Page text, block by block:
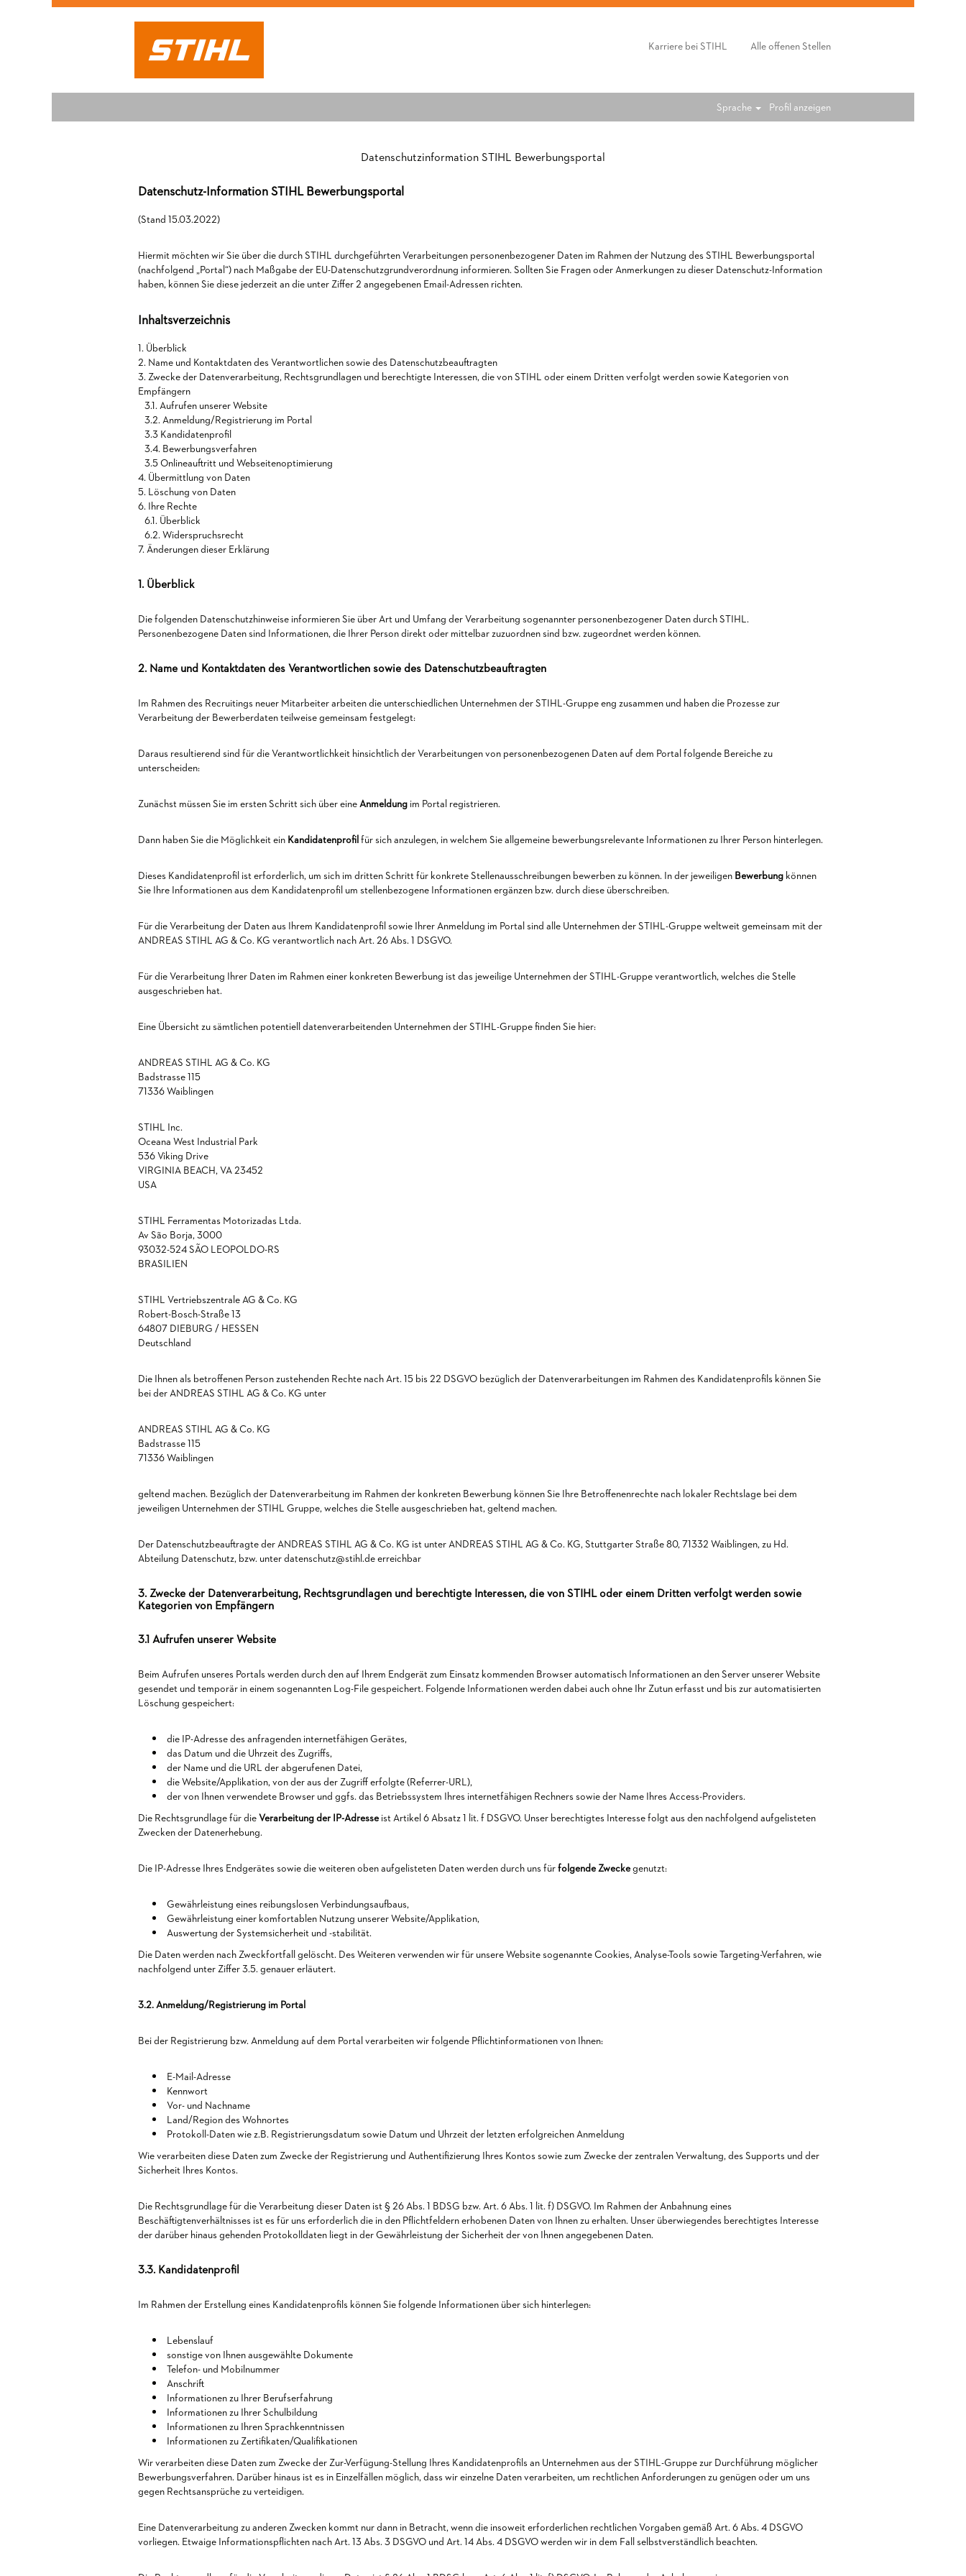
Karriere bei STIHL Alle offenen Stellen
Sprache Profil anzeigen
Datenschutzinformation STIHL Bewerbungsportal
Datenschutz-Information STIHL Bewerbungsportal
(Stand 15.03.2022)
Hiermit möchten wir Sie über die durch STIHL durchgeführten Verarbeitungen personenbezogener Daten im Rahmen der Nutzung des STIHL Bewerbungsportal
(nachfolgend „Portal“) nach Maßgabe der EU-Datenschutzgrundverordnung informieren. Sollten Sie Fragen oder Anmerkungen zu dieser Datenschutz-Information
haben, können Sie diese jederzeit an die unter Ziffer 2 angegebenen Email-Adressen richten.
Inhaltsverzeichnis
1. Überblick
2. Name und Kontaktdaten des Verantwortlichen sowie des Datenschutzbeauftragten
3. Zwecke der Datenverarbeitung, Rechtsgrundlagen und berechtigte Interessen, die von STIHL oder einem Dritten verfolgt werden sowie Kategorien von
Empfängern
3.1. Aufrufen unserer Website
3.2. Anmeldung/Registrierung im Portal
3.3 Kandidatenprofil
3.4. Bewerbungsverfahren
3.5 Onlineauftritt und Webseitenoptimierung
4. Übermittlung von Daten
5. Löschung von Daten
6. Ihre Rechte
6.1. Überblick
6.2. Widerspruchsrecht
7. Änderungen dieser Erklärung
1. Überblick
Die folgenden Datenschutzhinweise informieren Sie über Art und Umfang der Verarbeitung sogenannter personenbezogener Daten durch STIHL.
Personenbezogene Daten sind Informationen, die Ihrer Person direkt oder mittelbar zuzuordnen sind bzw. zugeordnet werden können.
2. Name und Kontaktdaten des Verantwortlichen sowie des Datenschutzbeauftragten
Im Rahmen des Recruitings neuer Mitarbeiter arbeiten die unterschiedlichen Unternehmen der STIHL-Gruppe eng zusammen und haben die Prozesse zur
Verarbeitung der Bewerberdaten teilweise gemeinsam festgelegt:
Daraus resultierend sind für die Verantwortlichkeit hinsichtlich der Verarbeitungen von personenbezogenen Daten auf dem Portal folgende Bereiche zu
unterscheiden:
Zunächst müssen Sie im ersten Schritt sich über eineAnmeldung im Portal registrieren.
Dann haben Sie die Möglichkeit ein Kandidatenprofilfür sich anzulegen, in welchem Sie allgemeine bewerbungsrelevante Informationen zu Ihrer Person hinterlegen.
Dieses Kandidatenprofil ist erforderlich, um sich im dritten Schritt für konkrete Stellenausschreibungen bewerben zu können. In der jeweiligen Bewerbung können
Sie Ihre Informationen aus dem Kandidatenprofil um stellenbezogene Informationen ergänzen bzw. durch diese überschreiben.
Für die Verarbeitung der Daten aus Ihrem Kandidatenprofil sowie Ihrer Anmeldung im Portal sind alle Unternehmen der STIHL-Gruppe weltweit gemeinsam mit der
ANDREAS STIHL AG & Co. KG verantwortlich nach Art. 26 Abs. 1 DSGVO.
Für die Verarbeitung Ihrer Daten im Rahmen einer konkreten Bewerbung ist das jeweilige Unternehmen der STIHL-Gruppe verantwortlich, welches die Stelle
ausgeschrieben hat.
Eine Übersicht zu sämtlichen potentiell datenverarbeitenden Unternehmen der STIHL-Gruppe finden Sie hier:
ANDREAS STIHL AG & Co. KG
Badstrasse 115
71336 Waiblingen
STIHL Inc.
Oceana West Industrial Park
536 Viking Drive
VIRGINIA BEACH, VA 23452
USA
STIHL Ferramentas Motorizadas Ltda.
Av São Borja, 3000
93032-524 SÃO LEOPOLDO-RS
BRASILIEN
STIHL Vertriebszentrale AG & Co. KG
Robert-Bosch-Straße 13
64807 DIEBURG / HESSEN
Deutschland
Die Ihnen als betroffenen Person zustehenden Rechte nach Art. 15 bis 22 DSGVO bezüglich der Datenverarbeitungen im Rahmen des Kandidatenprofils können Sie
bei der ANDREAS STIHL AG & Co. KG unter
ANDREAS STIHL AG & Co. KG
Badstrasse 115
71336 Waiblingen
geltend machen. Bezüglich der Datenverarbeitung im Rahmen der konkreten Bewerbung können Sie Ihre Betroffenenrechte nach lokaler Rechtslage bei dem
jeweiligen Unternehmen der STIHL Gruppe, welches die Stelle ausgeschrieben hat, geltend machen.
Der Datenschutzbeauftragte der ANDREAS STIHL AG & Co. KG ist unter ANDREAS STIHL AG & Co. KG, Stuttgarter Straße 80, 71332 Waiblingen, zu Hd.
Abteilung Datenschutz, bzw. unter datenschutz@stihl.de erreichbar
3. Zwecke der Datenverarbeitung, Rechtsgrundlagen und berechtigte Interessen, die von STIHL oder einem Dritten verfolgt werden sowie
Kategorien von Empfängern
3.1 Aufrufen unserer Website
Beim Aufrufen unseres Portals werden durch den auf Ihrem Endgerät zum Einsatz kommenden Browser automatisch Informationen an den Server unserer Website
gesendet und temporär in einem sogenannten Log-File gespeichert. Folgende Informationen werden dabei auch ohne Ihr Zutun erfasst und bis zur automatisierten
Löschung gespeichert:
die IP-Adresse des anfragenden internetfähigen Gerätes,
das Datum und die Uhrzeit des Zugriffs,
der Name und die URL der abgerufenen Datei,
die Website/Applikation, von der aus der Zugriff erfolgte (Referrer-URL),
der von Ihnen verwendete Browser und ggfs. das Betriebssystem Ihres internetfähigen Rechners sowie der Name Ihres Access-Providers.
Die Rechtsgrundlage für dieVerarbeitung der IP-Adresseist Artikel 6 Absatz 1 lit. f DSGVO. Unser berechtigtes Interesse folgt aus den nachfolgend aufgelisteten
Zwecken der Datenerhebung.
Die IP-Adresse Ihres Endgerätes sowie die weiteren oben aufgelisteten Daten werden durch uns fürfolgende Zweckegenutzt:
Gewährleistung eines reibungslosen Verbindungsaufbaus,
Gewährleistung einer komfortablen Nutzung unserer Website/Applikation,
Auswertung der Systemsicherheit und -stabilität.
Die Daten werden nach Zweckfortfall gelöscht. Des Weiteren verwenden wir für unsere Website sogenannte Cookies, Analyse-Tools sowie Targeting-Verfahren, wie
nachfolgend unter Ziffer 3.5. genauer erläutert.
3.2. Anmeldung/Registrierung im Portal
Bei der Registrierung bzw. Anmeldung auf dem Portal verarbeiten wir folgende Pflichtinformationen von Ihnen:
E-Mail-Adresse
Kennwort
Vor- und Nachname
Land/Region des Wohnortes
Protokoll-Daten wie z.B. Registrierungsdatum sowie Datum und Uhrzeit der letzten erfolgreichen Anmeldung
Wie verarbeiten diese Daten zum Zwecke der Registrierung und Authentifizierung Ihres Kontos sowie zum Zwecke der zentralen Verwaltung, des Supports und der
Sicherheit Ihres Kontos.
Die Rechtsgrundlage für die Verarbeitung dieser Daten ist § 26 Abs. 1 BDSG bzw. Art. 6 Abs. 1 lit. f) DSGVO. Im Rahmen der Anbahnung eines
Beschäftigtenverhältnisses ist es für uns erforderlich die in den Pflichtfeldern erhobenen Daten von Ihnen zu erhalten. Unser überwiegendes berechtigtes Interesse
der darüber hinaus gehenden Protokolldaten liegt in der Gewährleistung der Sicherheit der von Ihnen angegebenen Daten.
3.3. Kandidatenprofil
Im Rahmen der Erstellung eines Kandidatenprofils können Sie folgende Informationen über sich hinterlegen:
Lebenslauf
sonstige von Ihnen ausgewählte Dokumente
Telefon- und Mobilnummer
Anschrift
Informationen zu Ihrer Berufserfahrung
Informationen zu Ihrer Schulbildung
Informationen zu Ihren Sprachkenntnissen
Informationen zu Zertifikaten/Qualifikationen
Wir verarbeiten diese Daten zum Zwecke der Zur-Verfügung-Stellung Ihres Kandidatenprofils an Unternehmen aus der STIHL-Gruppe zur Durchführung möglicher
Bewerbungsverfahren. Darüber hinaus ist es in Einzelfällen möglich, dass wir einzelne Daten verarbeiten, um rechtlichen Anforderungen zu genügen oder um uns
gegen Rechtsansprüche zu verteidigen.
Eine Datenverarbeitung zu anderen Zwecken kommt nur dann in Betracht, wenn die insoweit erforderlichen rechtlichen Vorgaben gemäß Art. 6 Abs. 4 DSGVO
vorliegen. Etwaige Informationspflichten nach Art. 13 Abs. 3 DSGVO und Art. 14 Abs. 4 DSGVO werden wir in dem Fall selbstverständlich beachten.